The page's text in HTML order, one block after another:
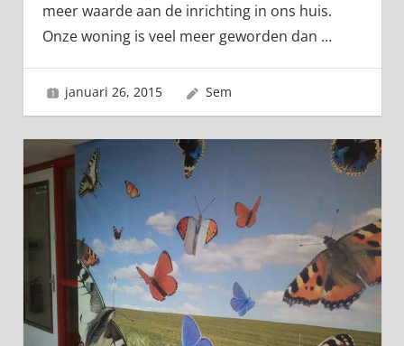
meer waarde aan de inrichting in ons huis.
Onze woning is veel meer geworden dan …
januari 26, 2015 Sem